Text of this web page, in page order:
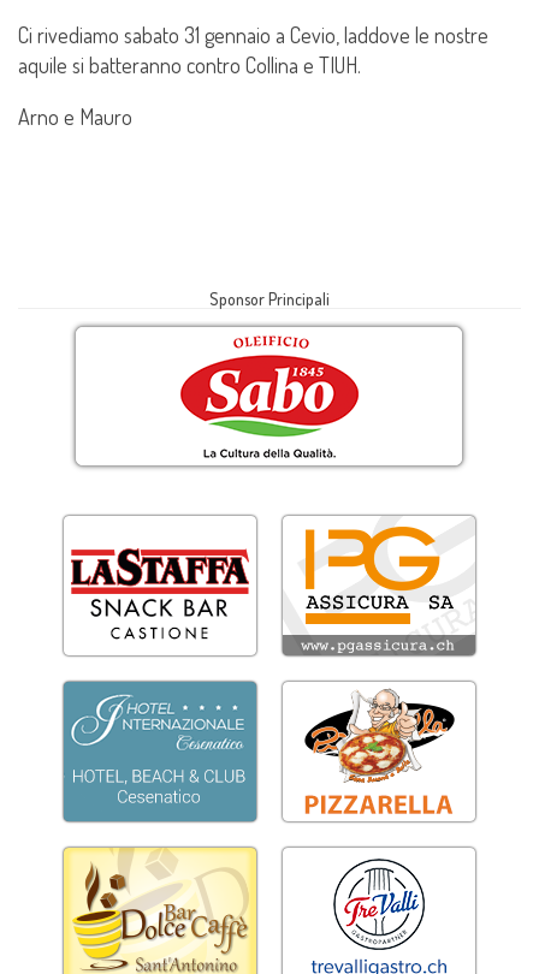
Ci rivediamo sabato 31 gennaio a Cevio, laddove le nostre
aquile si batteranno contro Collina e TIUH.
Arno e Mauro
Sponsor Principali